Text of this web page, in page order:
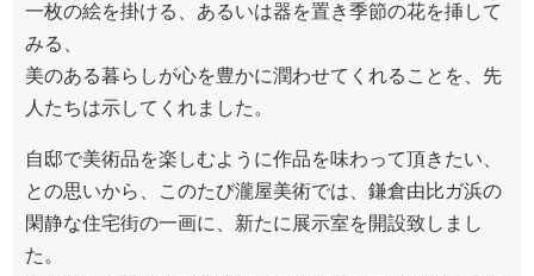
一枚の絵を掛ける、あるいは器を置き季節の花を挿して
みる、
美のある暮らしが心を豊かに潤わせてくれることを、先
人たちは示してくれました。
自邸で美術品を楽しむように作品を味わって頂きたい、
との思いから、このたび瀧屋美術では、鎌倉由比ガ浜の
閑静な住宅街の一画に、新たに展示室を開設致しまし
た。